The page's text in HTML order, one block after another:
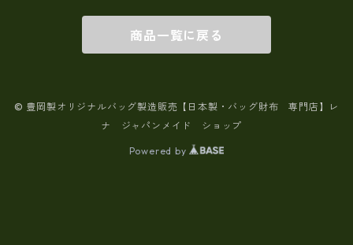
商品一覧に戻る
© 豊岡製オリジナルバッグ製造販売【日本製・バッグ財布 専門店】レ
ナ ジャパンメイド ショップ
Powered by